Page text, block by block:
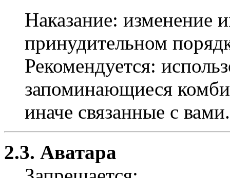
Наказание: изменение
принудительном
Рекомендуется:
запоминающиеся
иначе связанные с вами.
2.3. Аватара